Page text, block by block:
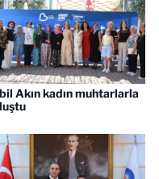
Akın kadın muhtarlarla